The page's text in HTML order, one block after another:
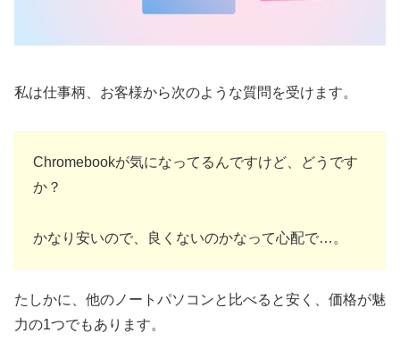
私は仕事柄、お客様から次のような質問を受けます。
Chromebookが気になってるんですけど、どうです
か？
かなり安いので、良くないのかなって心配で…。
たしかに、他のノートパソコンと比べると安く、価格が魅
力の1つでもあります。